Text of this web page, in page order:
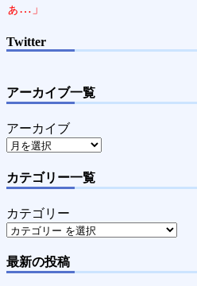
ぁ…」
Twitter
アーカイブ一覧
アーカイブ
カテゴリー一覧
カテゴリー
最新の投稿